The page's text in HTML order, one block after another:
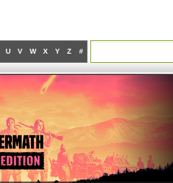
U V W X Y Z #